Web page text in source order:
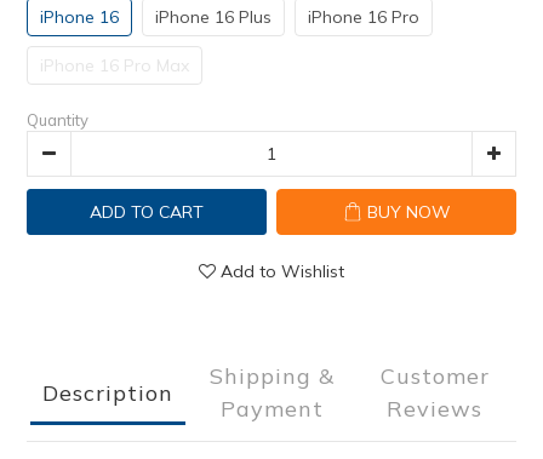
iPhone 16 iPhone 16 Plus iPhone 16 Pro
iPhone 16 Pro Max
Quantity
ADD TO CART BUY NOW
Add to Wishlist
Description
Shipping &
Payment
Customer
Reviews